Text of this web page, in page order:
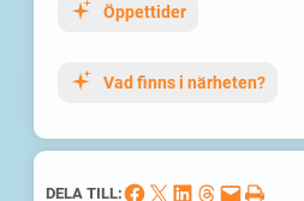
Öppettider
Vad finns i närheten?
DELA TILL:Dela på Facebook Dela på X Dela på LinkedIn Dela på Threads Skicka denna sida med e-post Skriv ut denna sida